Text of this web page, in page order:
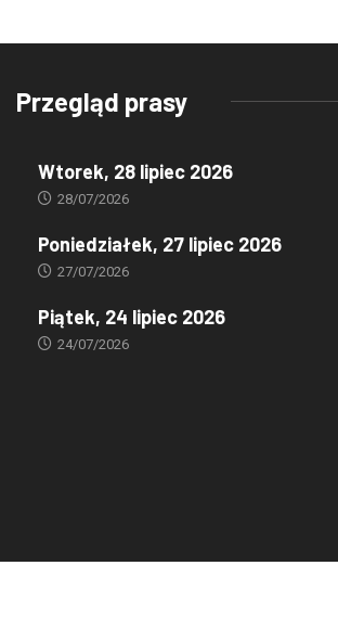
Przegląd prasy
Wtorek, 28 lipiec 2026
28/07/2026
Poniedziałek, 27 lipiec 2026
27/07/2026
Piątek, 24 lipiec 2026
24/07/2026